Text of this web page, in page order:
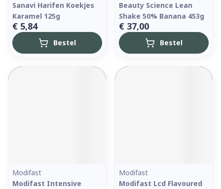
Sanavi Harifen Koekjes
Karamel 125g
€ 5,84
Bestel
Beauty Science Lean
Shake 50% Banana 453g
€ 37,00
Bestel
Modifast
Modifast Intensive
Modifast
Modifast Lcd Flavoured